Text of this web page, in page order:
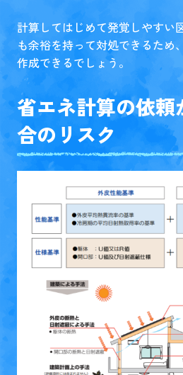
計算してはじめて発覚しやすい
も余裕を持って対処できるため
作成できるでしょう。
省エネ計算の依頼
合のリスク